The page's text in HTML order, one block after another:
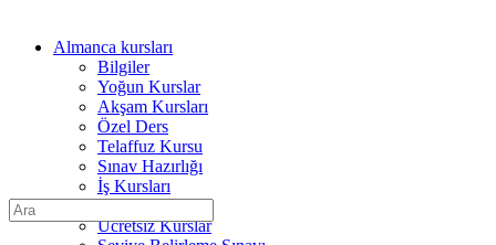
Almanca kursları
Bilgiler
Yoğun Kurslar
Akşam Kursları
Özel Ders
Telaffuz Kursu
Sınav Hazırlığı
İş Kursları
Tıp ve Bakım
Ücretsiz Kurslar
Arama: